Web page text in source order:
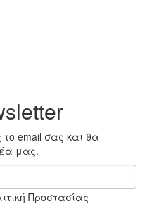
email σας και θα
μας.
Προστασίας